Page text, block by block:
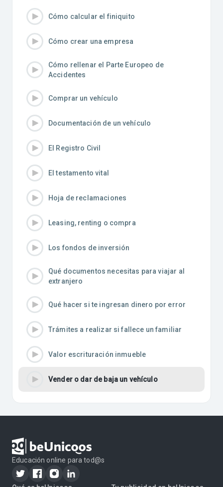
Cómo calcular el finiquito
Cómo crear una empresa
Cómo rellenar el Parte Europeo de
Accidentes
Comprar un vehículo
Documentación de un vehículo
El Registro Civil
El testamento vital
Hoja de reclamaciones
Leasing, renting o compra
Los fondos de inversión
Qué documentos necesitas para viajar al
extranjero
Qué hacer si te ingresan dinero por error
Trámites a realizar si fallece un familiar
Valor escrituración inmueble
Vender o dar de baja un vehículo
Educación online para tod@s